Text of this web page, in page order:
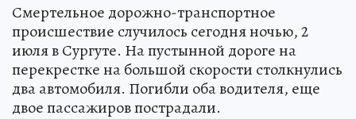
Смертельное дорожно-транспортное
происшествие случилось сегодня ночью, 2
июля в Сургуте. На пустынной дороге на
перекрестке на большой скорости столкнулись
два автомобиля. Погибли оба водителя, еще
двое пассажиров пострадали.